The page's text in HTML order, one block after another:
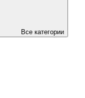
Все категории